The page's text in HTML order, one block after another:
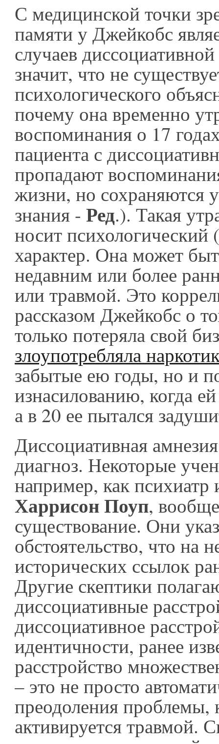
С медицинской точки
памяти у Джейкобс
случаев
значит, что не
психологического
почему она временно
воспоминания о 17
пациента с
пропадают
жизни, но сохраняются
знания - Ред.). Такая
носит психологический
характер. Она может
недавним или более
или травмой. Это
рассказом Джейкобс о
только потеряла свой
злоупотребляла
забытые ею годы, но и
изнасилованию, когда
а в 20 ее пытался
Диссоциативная
диагноз. Некоторые
например, как психиатр
Харрисон Поуп,
существование. Они
обстоятельство, что на
исторических ссылок
Другие скептики
диссоциативные
диссоциативное
идентичности, ранее
расстройство
– это не просто
преодоления проблемы,
активируется травмой.